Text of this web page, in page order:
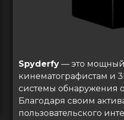
Spyderfy — это мощный
кинематографистам и
системы
Благодаря своим
пользовательского